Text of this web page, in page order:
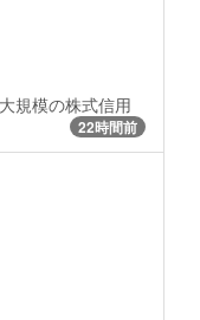
規模の株式信用
22時間前